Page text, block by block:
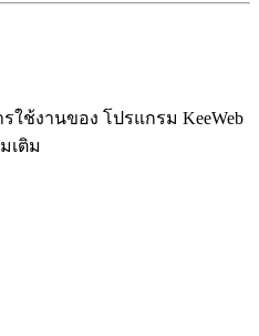
ใช้งานของ โปรแกรม KeeWeb
เติม